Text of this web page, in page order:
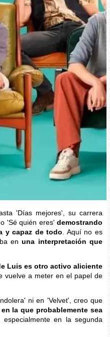
'Días mejores', su carrera
'Sé quién eres' demostrando
y capaz de todo . Aquí no es
enuna interpretación que
Luis es otro activo aliciente
vuelve a meter en el papel de
ni en 'Velvet', creo que
la que probablemente sea
especialmente en la segunda